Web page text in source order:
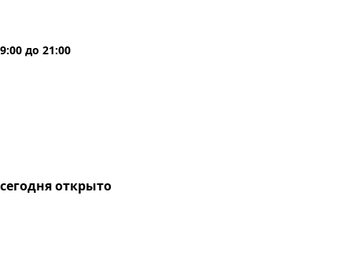
9:00 до 21:00
сегодняоткрыто